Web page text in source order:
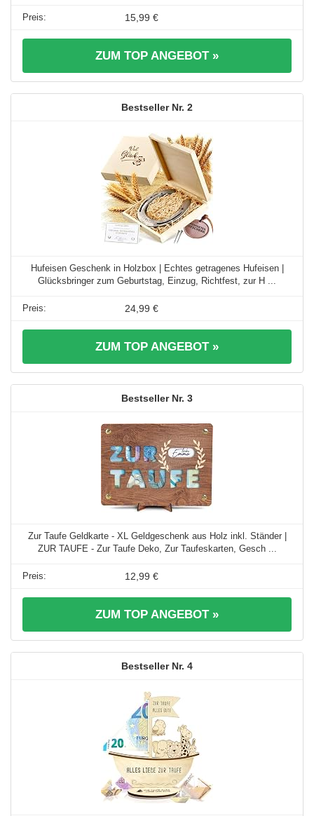
15,99 €
ZUM TOP ANGEBOT »
2
Hufeisen Geschenk in Holzbox | Echtes getragenes Hufeisen |
Glücksbringer zum Geburtstag, Einzug, Richtfest, zur H ...
24,99 €
ZUM TOP ANGEBOT »
3
Zur Taufe Geldkarte - XL Geldgeschenk aus Holz inkl. Ständer |
ZUR TAUFE - Zur Taufe Deko, Zur Taufeskarten, Gesch ...
12,99 €
ZUM TOP ANGEBOT »
4